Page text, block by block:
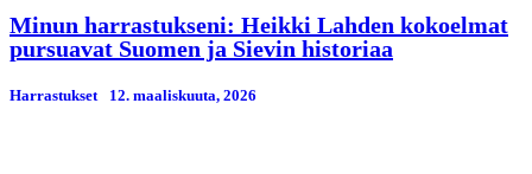
Minun harrastukseni: Heikki Lahden kokoelmat
pursuavat Suomen ja Sievin historiaa
Harrastukset 12. maaliskuuta, 2026